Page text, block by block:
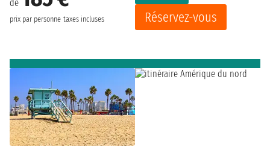
de
prix par personne taxes incluses
Réservez-vous